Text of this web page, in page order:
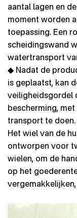
aantal lagen en
moment worden
toepassing. Een
scheidingswand
watertransport
◆ Nadat de
is geplaatst, kan
veiligheidsgordel
bescherming,
transport te doen.
Het wiel van de
ontworpen voor
wielen, om de
op het